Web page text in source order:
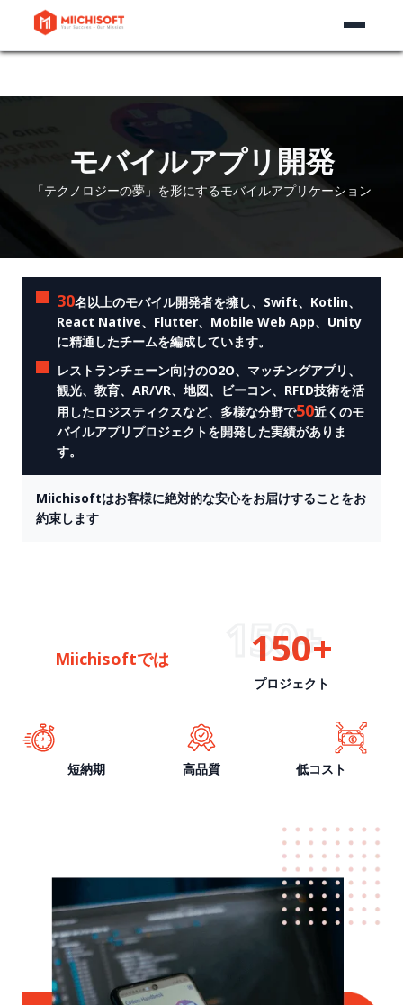
モバイルアプリ開発
「テクノロジーの夢」を形にするモバイルアプリケーション​
30名以上のモバイル開発者を擁し、Swift、Kotlin、
React Native、Flutter、Mobile Web App、Unity
に精通したチームを編成しています。
レストランチェーン向けのO2O、マッチングアプリ、
観光、教育、AR/VR、地図、ビーコン、RFID技術を活
用したロジスティクスなど、多様な分野で50近くのモ
バイルアプリプロジェクトを開発した実績がありま
す。
Miichisoftはお客様に絶対的な安心をお届けすることをお
約束します
Miichisoftでは 150+
プロジェクト
150+
短納期 高品質 低コスト